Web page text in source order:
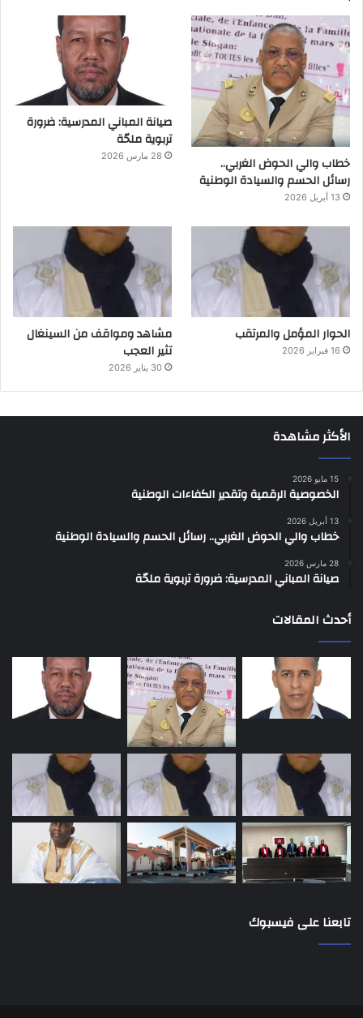
خطاب والي الحوض الغربي..
رسائل الحسم والسيادة الوطنية
13 أبريل 2026
صيانة المباني المدرسية: ضرورة
تربوية ملحّة
28 مارس 2026
الحوار المؤمل والمرتقب
16 فبراير 2026
مشاهد ومواقف من السينغال
تثير العجب
30 يناير 2026
الأكثر مشاهدة
15 مايو 2026
الخصوصية الرقمية وتقدير الكفاءات الوطنية
13 أبريل 2026
خطاب والي الحوض الغربي.. رسائل الحسم والسيادة الوطنية
28 مارس 2026
صيانة المباني المدرسية: ضرورة تربوية ملحّة
أحدث المقالات
تابعنا على فيسبوك